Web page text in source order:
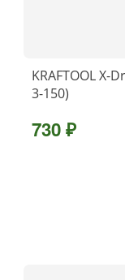
KRAFTOOL Х-
3-150)
730 ₽